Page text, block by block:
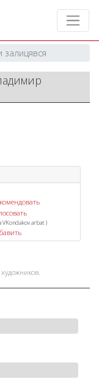
VKondakovarbat)